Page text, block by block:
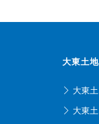
大東土
大東
大東